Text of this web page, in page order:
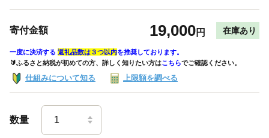
寄付金額 19,000円 在庫あり
一度に決済する 返礼品数は３つ以内を推奨しております。
🔰ふるさと納税が初めての方、詳しく知りたい方はこちらでご確認ください。
仕組みについて知る 上限額を調べる
数量